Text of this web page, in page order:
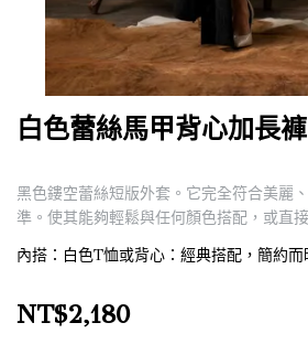
白色蕾絲馬甲背心加長褲
黑色鏤空蕾絲短版外套。它完全符合美麗
準。使其能夠輕鬆與任何顏色搭配，或直
內搭：白色T恤或背心：經典搭配，簡約而
NT$2,180